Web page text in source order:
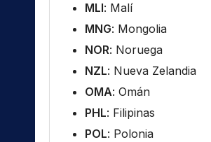
MLI: Malí
MNG: Mongolia
NOR: Noruega
NZL: Nueva Zelandia
OMA: Omán
PHL: Filipinas
POL: Polonia